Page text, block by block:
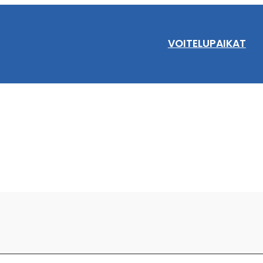
VOITELUPAIKAT